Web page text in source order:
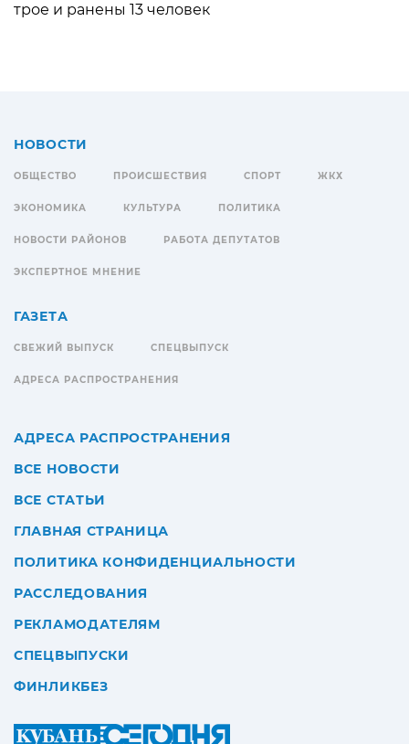
трое и ранены 13 человек
НОВОСТИ
ОБЩЕСТВО ПРОИСШЕСТВИЯ СПОРТ ЖКХ
ЭКОНОМИКА КУЛЬТУРА ПОЛИТИКА
НОВОСТИ РАЙОНОВ РАБОТА ДЕПУТАТОВ
ЭКСПЕРТНОЕ МНЕНИЕ
ГАЗЕТА
СВЕЖИЙ ВЫПУСК СПЕЦВЫПУСК
АДРЕСА РАСПРОСТРАНЕНИЯ
АДРЕСА РАСПРОСТРАНЕНИЯ
ВСЕ НОВОСТИ
ВСЕ СТАТЬИ
ГЛАВНАЯ СТРАНИЦА
ПОЛИТИКА КОНФИДЕНЦИАЛЬНОСТИ
РАССЛЕДОВАНИЯ
РЕКЛАМОДАТЕЛЯМ
СПЕЦВЫПУСКИ
ФИНЛИКБЕЗ